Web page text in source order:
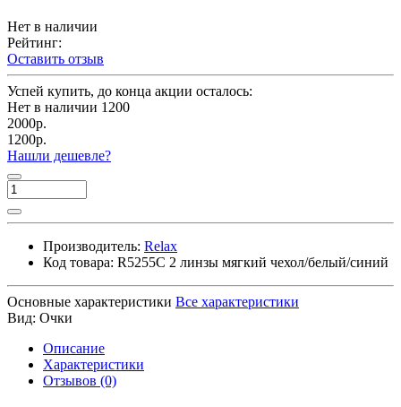
Нет в наличии
Рейтинг:
Оставить отзыв
Успей купить, до конца акции осталось:
Нет в наличии 1200
2000р.
1200р.
Нашли дешевле?
Производитель: Relax
Код товара: R5255C 2 линзы мягкий чехол/белый/синий
Основные характеристики Все характеристики
Вид: Очки
Описание
Характеристики
Отзывов (0)